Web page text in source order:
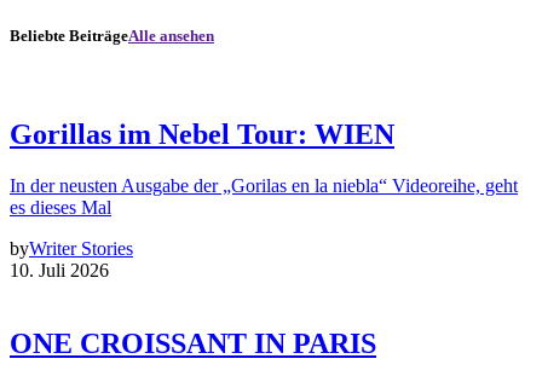
Beliebte BeiträgeAlle ansehen
Gorillas im Nebel Tour: WIEN
In der neusten Ausgabe der „Gorilas en la niebla“ Videoreihe, geht
es dieses Mal
byWriter Stories
10. Juli 2026
ONE CROISSANT IN PARIS